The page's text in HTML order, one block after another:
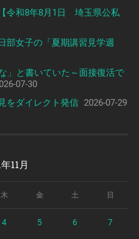
令和8年8月1日 埼玉県公私
部女子の「夏期講習見学週
」と書いていた～面接復活で
07-30
をダイレクト発信 2026-07-29
11月
木 金 土 日
4 5 6 7